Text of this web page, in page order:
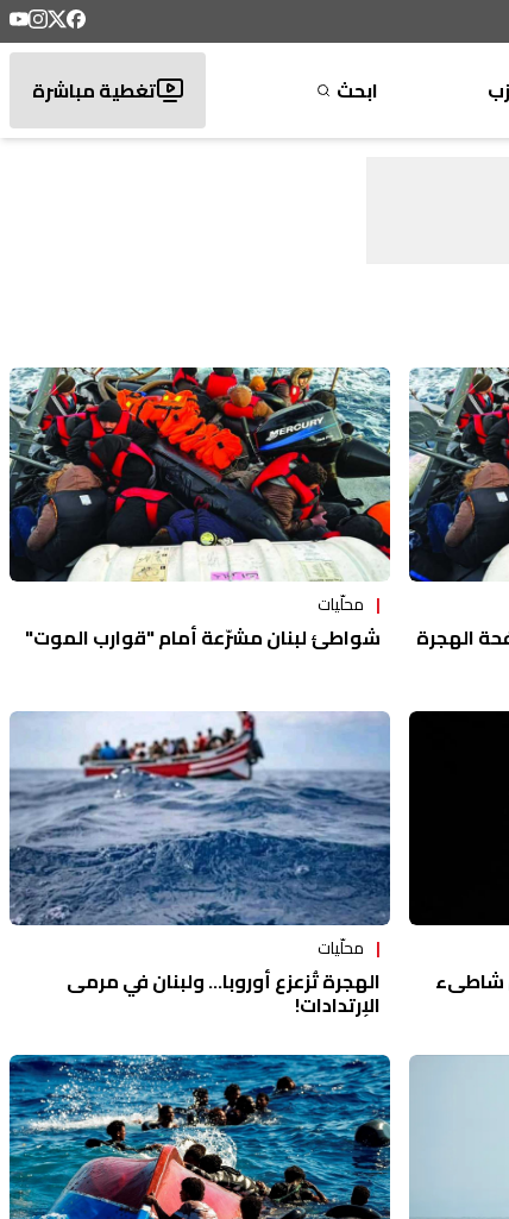
ابحث تغطية مباشرة
الهجرة
محلّيات
شواطئ لبنان مشرّعة أمام "قوارب الموت"
شاطىء
محلّيات
الهجرة تُزعزع أوروبا... ولبنان في مرمى
الإرتدادات!